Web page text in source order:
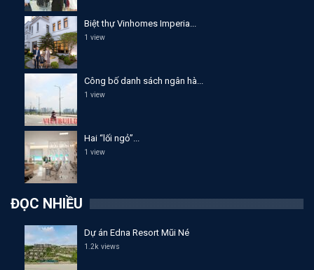
Biệt thự Vinhomes Imperia...
1 view
Công bố danh sách ngân hà...
1 view
Hai “lối ngỏ”...
1 view
ĐỌC NHIỀU
Dự án Edna Resort Mũi Né
1.2k views